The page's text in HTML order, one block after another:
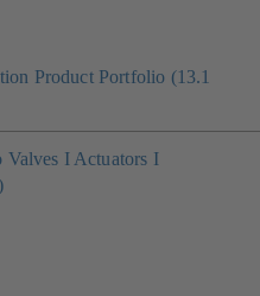
Product Portfolio (13.1
I Actuators I